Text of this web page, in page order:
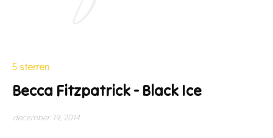
5 sterren
Becca Fitzpatrick - Black Ice
december 19, 2014